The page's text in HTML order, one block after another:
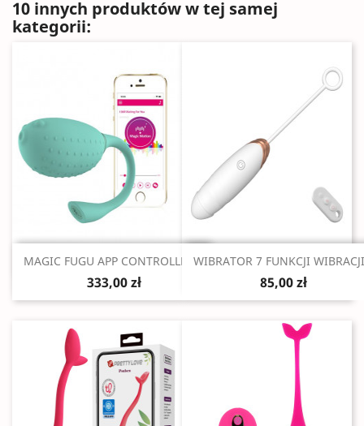
10 innych produktów w tej samej
kategorii:
Szybki podgląd
MAGIC FUGU APP CONTROLLED...
333,00 zł
Szybki podgląd
WIBRATOR 7 FUNKCJI
85,00 zł